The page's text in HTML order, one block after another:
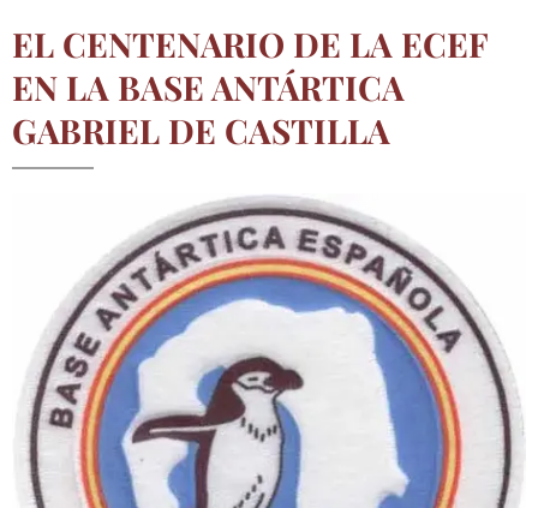
EL CENTENARIO DE LA ECEF
EN LA BASE ANTÁRTICA
GABRIEL DE CASTILLA